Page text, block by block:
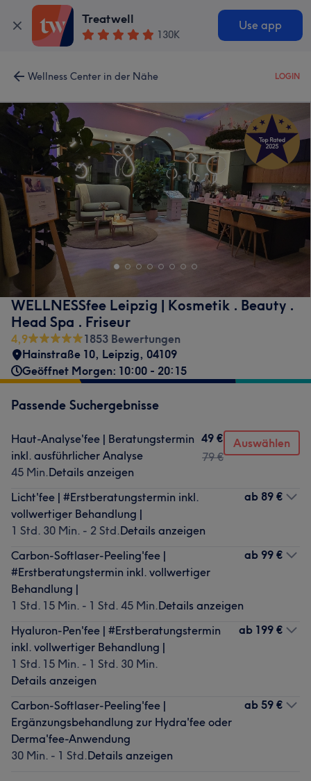
Treatwell
130K
Use app
Wellness Center in der Nähe LOGIN
WELLNESSfee Leipzig | Kosmetik . Beauty .
Head Spa . Friseur
4,9
1853 Bewertungen
Hainstraße 10, Leipzig, 04109
Geöffnet Morgen: 10:00 - 20:15
Passende Suchergebnisse
Haut-Analyse'fee | Beratungstermin
inkl. ausführlicher Analyse
45 Min.Details anzeigen
49 €
79 €
Auswählen
Licht'fee | #Erstberatungstermin inkl.
vollwertiger Behandlung |
1 Std. 30 Min. - 2 Std.Details anzeigen
ab 89 €
Carbon-Softlaser-Peeling'fee |
#Erstberatungstermin inkl. vollwertiger
Behandlung |
1 Std. 15 Min. - 1 Std. 45 Min.Details anzeigen
ab 99 €
Hyaluron-Pen'fee | #Erstberatungstermin
inkl. vollwertiger Behandlung |
1 Std. 15 Min. - 1 Std. 30 Min.
Details anzeigen
ab 199 €
Carbon-Softlaser-Peeling'fee |
Ergänzungsbehandlung zur Hydra'fee oder
Derma'fee-Anwendung
30 Min. - 1 Std.Details anzeigen
ab 59 €